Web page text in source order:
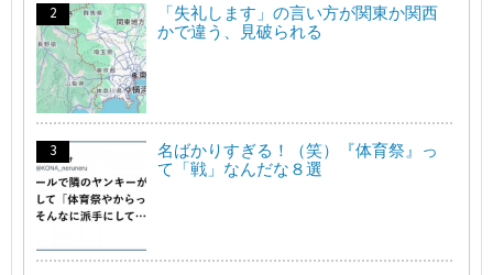
「失礼します」の言い方が関東か関西
かで違う、見破られる
名ばかりすぎる！（笑）『体育祭』っ
て「戦」なんだな８選